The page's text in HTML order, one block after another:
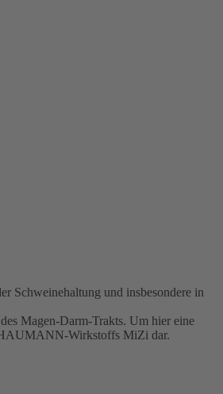
Schweinehaltung und insbesondere in
Magen-Darm-Trakts. Um hier eine
Wirkstoffs MiZi dar.